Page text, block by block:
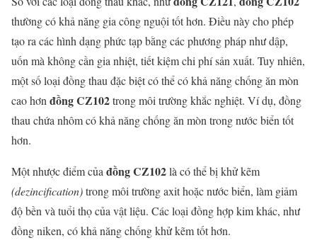
thường có khả năng gia công nguội tốt hơn. Điều này cho phép
tạo ra các hình dạng phức tạp bằng các phương pháp như dập,
uốn mà không cần gia nhiệt, tiết kiệm chi phí sản xuất. Tuy nhiên,
một số loại đồng thau đặc biệt có thể có khả năng chống ăn mòn
cao hơn đồng CZ102trong môi trường khắc nghiệt. Ví dụ, đồng
thau chứa nhôm có khả năng chống ăn mòn trong nước biển tốt
hơn.
Một nhược điểm của đồng CZ102là có thể bị khử kẽm
(dezincification)trong môi trường axit hoặc nước biển, làm giảm
độ bền và tuổi thọ của vật liệu. Các loại đồng hợp kim khác, như
đồng niken, có khả năng chống khử kẽm tốt hơn.